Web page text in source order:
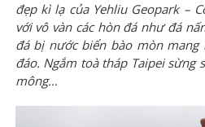
đẹp kì lạ của Yehliu Geopark –
với vô vàn các hòn đá như đá
đá bị nước biển bào mòn mang
đáo. Ngắm toà tháp Taipei sừng
mông…